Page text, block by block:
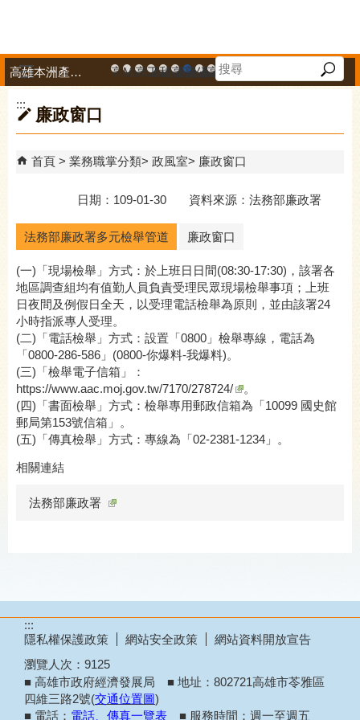
高雄市政府中小企業升級輔導網站
MEGABAY大港創艦
高雄金融科技創新園區
工廠登記線上申辦系統
和發產業園區
高雄工業資訊平台
高雄本洲產業園區服務中心
公司、商業登記主題網
高雄市友善商家
高雄市政府經濟發展局-
工業管線防災教育資
高雄市綠能管理資
高雄市綠能管理
高雄淨零商轉
高雄招商網
高雄會展網
專刊『
雄心
「我
高雄本洲產業園區服務中心
:::
廉政窗口
首頁 業務職掌分類 政風室 廉政窗口
日期：109-01-30 資料來源：法務部廉政署
法務部廉政署多元檢舉管道 廉政窗口
(一)「現場檢舉」方式：於上班日日間(08:30-17:30)，該署各
地區調查組均有值勤人員負責受理民眾現場檢舉事項；上班
日夜間及例假日全天，以受理電話檢舉為原則，並由該署24
小時指派專人受理。
(二)「電話檢舉」方式：設置「0800」檢舉專線，電話為
「0800-286-586」(0800-你爆料-我爆料)。
(三)「檢舉電子信箱」：
https://www.aac.moj.gov.tw/7170/278724/
。
(四)「書面檢舉」方式：檢舉專用郵政信箱為「10099 國史館
郵局第153號信箱」。
(五)「傳真檢舉」方式：專線為「02-2381-1234」。
相關連結
法務部廉政署
:::
隱私權保護政策
網站安全政策
網站資料開放宣告
瀏覽人次： 9125
■ 高雄市政府經濟發展局 ■ 地址：802721高雄市苓雅區
四維三路2號(交通位置圖)
■ 電話： 電話、傳真一覽表 ■ 服務時間：週一至週五